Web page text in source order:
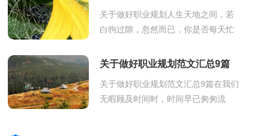
关于做好职业规划人生天地之间，若
白驹过隙，忽然而已，你是否每天忙
行职业规划了。什么样的职业规划才
关于做好职业规划范文汇总9篇
关于做好职业规划范文汇总9篇在我们
无暇顾及时间时，时间早已匆匆流